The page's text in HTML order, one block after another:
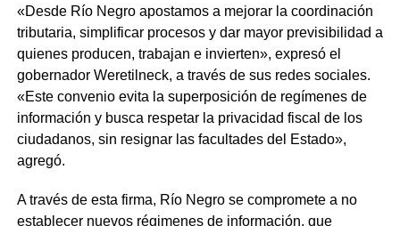
«Desde Río Negro apostamos a mejorar la coordinación
tributaria, simplificar procesos y dar mayor previsibilidad a
quienes producen, trabajan e invierten», expresó el
gobernador Weretilneck, a través de sus redes sociales.
«Este convenio evita la superposición de regímenes de
información y busca respetar la privacidad fiscal de los
ciudadanos, sin resignar las facultades del Estado»,
agregó.
A través de esta firma, Río Negro se compromete a no
establecer nuevos régimenes de información, que